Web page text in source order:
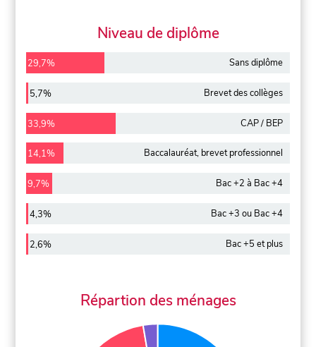
Niveau de diplôme
29,7% Sans diplôme
5,7% Brevet des collèges
33,9% CAP / BEP
14,1% Baccalauréat, brevet professionnel
9,7% Bac +2 à Bac +4
4,3% Bac +3 ou Bac +4
2,6% Bac +5 et plus
Répartion des ménages